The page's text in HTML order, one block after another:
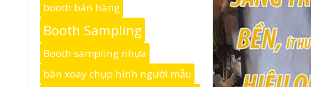
booth bán hàng
Booth Sampling
Booth sampling nhựa
bàn xoay chụp hình người mẫu